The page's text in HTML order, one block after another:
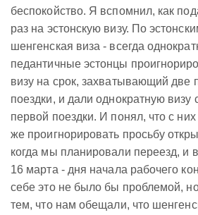
беспокойство. Я вспомнил, как
раз на эстонскую визу. По
шенгенская виза - всегда
педантичные эстонцы
визу на срок, захватывающий две
поездки, и дали однократную визу
первой поездки. И понял, что с них
же проигнорировать просьбу
когда мы планировали переезд, и
16 марта - дня начала рабочего
себе это не было бы проблемой,
тем, что нам обещали, что